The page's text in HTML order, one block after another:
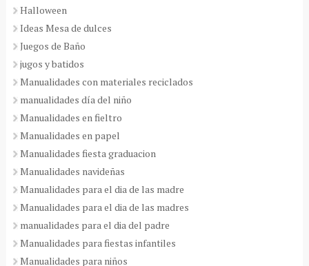
Halloween
Ideas Mesa de dulces
Juegos de Baño
jugos y batidos
Manualidades con materiales reciclados
manualidades día del niño
Manualidades en fieltro
Manualidades en papel
Manualidades fiesta graduacion
Manualidades navideñas
Manualidades para el dia de las madre
Manualidades para el dia de las madres
manualidades para el dia del padre
Manualidades para fiestas infantiles
Manualidades para niños